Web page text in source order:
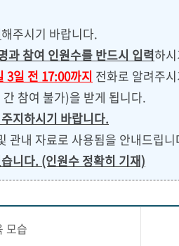
해주시기 바랍니다.
과 참여 인원수를 반드시 입력하
3일 전 17:00까지 전화로 알려주
참여 불가)을 받게 됩니다.
지하시기 바랍니다.
관내 자료로 사용됨을 안내드립니
니다. (인원수 정확히 기재)